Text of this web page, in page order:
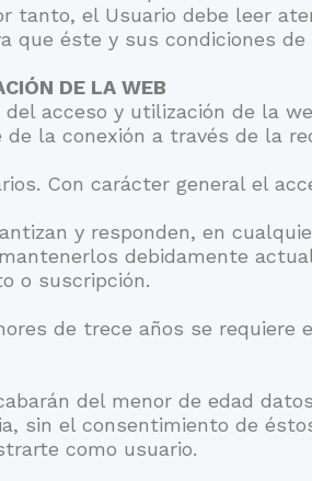
tanto, el Usuario debe leer
que éste y sus condiciones
DE LA WEB
del acceso y utilización de la
la conexión a través de la
Con carácter general el
y responden, en
debidamente
o suscripción.
de trece años se
del menor de edad
sin el consentimiento de
como usuario.